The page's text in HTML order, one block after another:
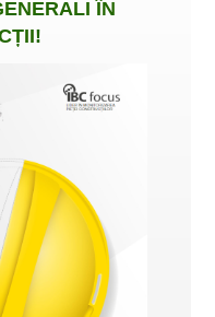
ÎN
!